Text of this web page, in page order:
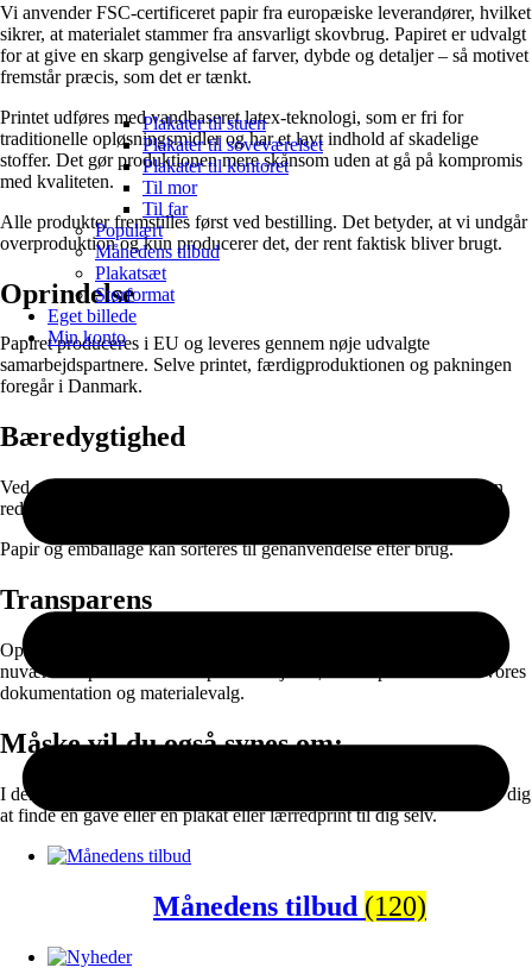
Plakater til stuen
Plakater til soveværelset
Plakater til kontoret
Til mor
Til far
Populært
Månedens tilbud
Plakatsæt
Storformat
Eget billede
Min konto
Vi anvender FSC-certificeret papir fra europæiske leverandører, hvilket
sikrer, at materialet stammer fra ansvarligt skovbrug. Papiret er udvalgt
for at give en skarp gengivelse af farver, dybde og detaljer – så motivet
fremstår præcis, som det er tænkt.
Printet udføres med vandbaseret latex-teknologi, som er fri for
traditionelle opløsningsmidler og har et lavt indhold af skadelige
stoffer. Det gør produktionen mere skånsom uden at gå på kompromis
med kvaliteten.
Alle produkter fremstilles først ved bestilling. Det betyder, at vi undgår
overproduktion og kun producerer det, der rent faktisk bliver brugt.
Oprindelse
Papiret produceres i EU og leveres gennem nøje udvalgte
samarbejdspartnere. Selve printet, færdigproduktionen og pakningen
foregår i Danmark.
Bæredygtighed
Ved at kombinere ansvarlige materialer med on-demand produktion
reducerer vi spild og unødvendig lagerproduktion.
Papir og emballage kan sorteres til genanvendelse efter brug.
Transparens
Oplysningerne er baseret på data fra vores leverandører og vores
nuværende produktionssetup. Vi arbejder løbende på at forbedre vores
dokumentation og materialevalg.
Måske vil du også synes om:
I denne sektion finder du populære kategorier der gør det lettere for dig
at finde en gave eller en plakat eller lærredprint til dig selv.
Månedens tilbud (120)